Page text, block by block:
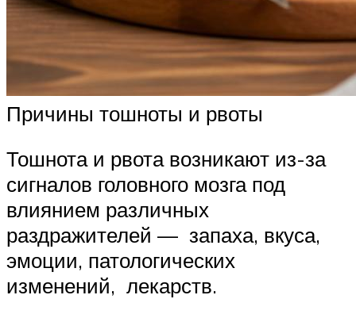
Причины тошноты и рвоты
Тошнота и рвота возникают из-за
сигналов головного мозга под
влиянием различных
раздражителей — запаха, вкуса,
эмоции, патологических
изменений, лекарств.